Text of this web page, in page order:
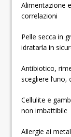
Alimentazione
correlazioni
Pelle secca in
idratarla in
Antibiotico,
scegliere
Cellulite e
non imbattibile
Allergie ai